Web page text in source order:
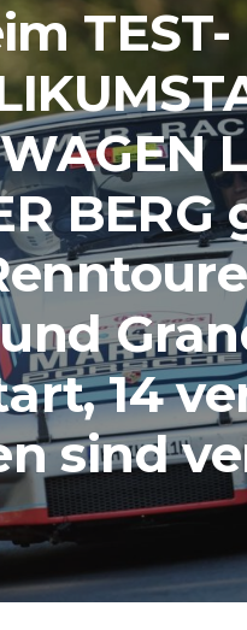
14
sind